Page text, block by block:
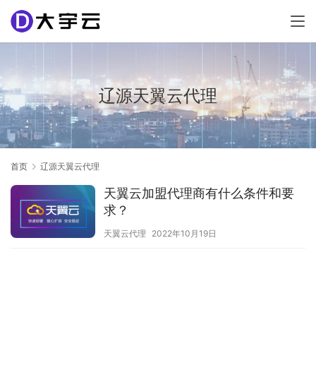
辽源天翼云代理
首页 辽源天翼云代理
天翼云加盟代理商有什么条件和要
求？
天翼云代理 2022年10月19日